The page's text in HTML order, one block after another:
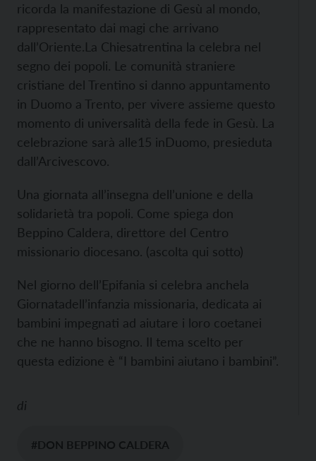
ricorda la manifestazione di Gesù al mondo,
rappresentato dai magi che arrivano
dall’Oriente.La Chiesatrentina la celebra nel
segno dei popoli. Le comunità straniere
cristiane del Trentino si danno appuntamento
in Duomo a Trento, per vivere assieme questo
momento di universalità della fede in Gesù. La
celebrazione sarà alle15 inDuomo, presieduta
dall’Arcivescovo.
Una giornata all’insegna dell’unione e della
solidarietà tra popoli. Come spiega don
Beppino Caldera, direttore del Centro
missionario diocesano. (ascolta qui sotto)
Nel giorno dell’Epifania si celebra anchela
Giornatadell’infanzia missionaria, dedicata ai
bambini impegnati ad aiutare i loro coetanei
che ne hanno bisogno. Il tema scelto per
questa edizione è “I bambini aiutano i bambini”.
di
#DON BEPPINO CALDERA